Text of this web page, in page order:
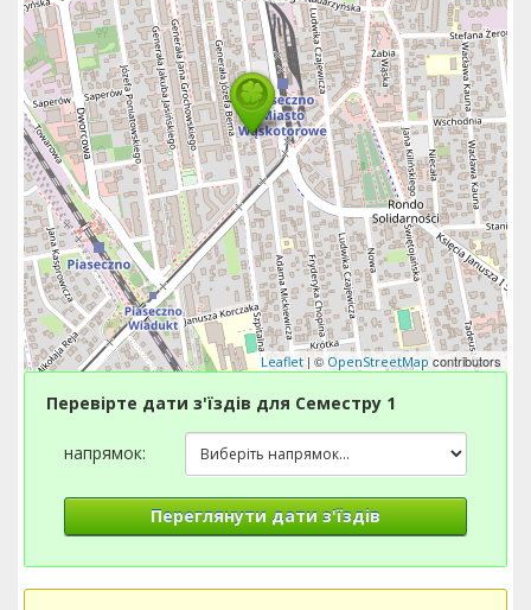
Leaflet | © OpenStreetMapcontributors
Перевірте дати з'їздів для Семестру 1
напрямок:
Переглянути дати з'їздів